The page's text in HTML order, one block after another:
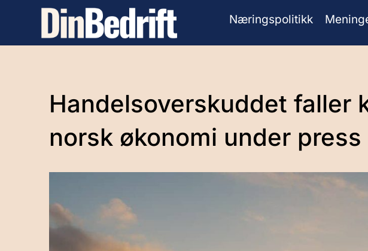
Næringspolitikk
Handelsoverskuddet faller
norsk økonomi under press